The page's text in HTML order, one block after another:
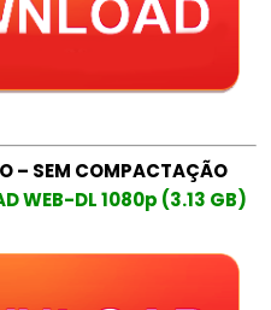
– SEM COMPACTAÇÃO
WEB-DL 1080p (3.13 GB)